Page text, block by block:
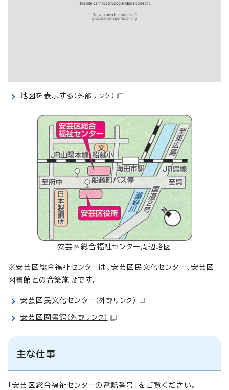
地図を表示する （外部リンク）
安芸区総合福祉センター周辺略図
※安芸区総合福祉センターは、安芸区民文化センター、安芸区
図書館との合築施設です。
安芸区民文化センター （外部リンク）
安芸区図書館 （外部リンク）
主な仕事
「安芸区総合福祉センターの電話番号」をご覧ください。